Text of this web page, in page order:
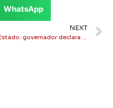
WhatsApp
NEXT